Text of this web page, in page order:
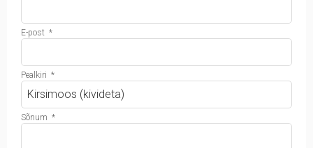
E-post *
Pealkiri *
Sõnum *